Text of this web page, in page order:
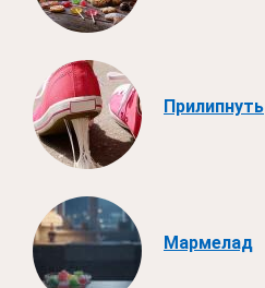
Прилипнуть
Мармелад